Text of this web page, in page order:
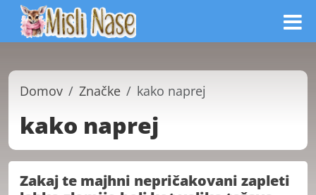
Domov Značke kako naprej
kako naprej
Zakaj te majhni nepričakovani zapleti